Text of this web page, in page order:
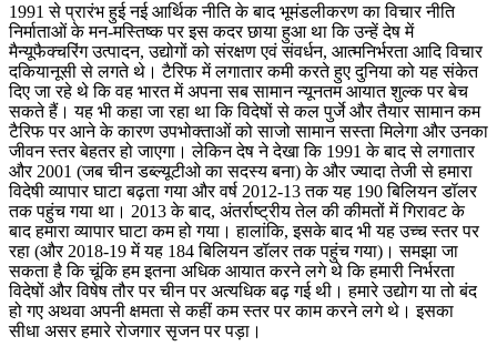
1991 से प्रारंभ हुई नई आर्थिक नीति के बाद भूमंडलीकरण का विचार नीति
निर्माताओं के मन-मस्तिष्क पर इस कदर छाया हुआ था कि उन्हें देष में
मैन्यूफैक्चरिंग उत्पादन, उद्योगों को संरक्षण एवं संवर्धन, आत्मनिर्भरता आदि विचार
दकियानूसी से लगते थे। टैरिफ में लगातार कमी करते हुए दुनिया को यह संकेत
दिए जा रहे थे कि वह भारत में अपना सब सामान न्यूनतम आयात शुल्क पर बेच
सकते हैं। यह भी कहा जा रहा था कि विदेषों से कल पुर्जे और तैयार सामान कम
टैरिफ पर आने के कारण उपभोक्ताओं को साजो सामान सस्ता मिलेगा और उनका
जीवन स्तर बेहतर हो जाएगा। लेकिन देष ने देखा कि 1991 के बाद से लगातार
और 2001 (जब चीन डब्ल्यूटीओ का सदस्य बना) के और ज्यादा तेजी से हमारा
विदेषी व्यापार घाटा बढ़ता गया और वर्ष 2012-13 तक यह 190 बिलियन डॉलर
तक पहुंच गया था। 2013 के बाद, अंतर्राष्ट्रीय तेल की कीमतों में गिरावट के
बाद हमारा व्यापार घाटा कम हो गया। हालांकि, इसके बाद भी यह उच्च स्तर पर
रहा (और 2018-19 में यह 184 बिलियन डॉलर तक पहुंच गया)। समझा जा
सकता है कि चूंकि हम इतना अधिक आयात करने लगे थे कि हमारी निर्भरता
विदेषों और विषेष तौर पर चीन पर अत्यधिक बढ़ गई थी। हमारे उद्योग या तो बंद
हो गए अथवा अपनी क्षमता से कहीं कम स्तर पर काम करने लगे थे। इसका
सीधा असर हमारे रोजगार सृजन पर पड़ा।